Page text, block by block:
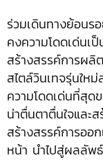
ร่วมเดินทางย้อนร
คงความโดดเด่นเ
สร้างสรรค์การผลิ
สไตล์วินเทจรุ่นให
ความโดดเด่นที่สุด
น่าตื่นตาตื่นใจและ
สร้างสรรค์การออ
หน้า นำไปสู่ผลลั